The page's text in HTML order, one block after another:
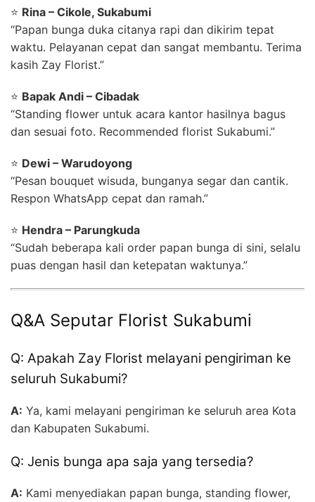
⭐ Rina – Cikole, Sukabumi
“Papan bunga duka citanya rapi dan dikirim tepat
waktu. Pelayanan cepat dan sangat membantu. Terima
kasih Zay Florist.”
⭐ Bapak Andi – Cibadak
“Standing flower untuk acara kantor hasilnya bagus
dan sesuai foto. Recommended florist Sukabumi.”
⭐ Dewi – Warudoyong
“Pesan bouquet wisuda, bunganya segar dan cantik.
Respon WhatsApp cepat dan ramah.”
⭐ Hendra – Parungkuda
“Sudah beberapa kali order papan bunga di sini, selalu
puas dengan hasil dan ketepatan waktunya.”
Q&A Seputar Florist Sukabumi
Q: Apakah Zay Florist melayani pengiriman ke
seluruh Sukabumi?
A: Ya, kami melayani pengiriman ke seluruh area Kota
dan Kabupaten Sukabumi.
Q: Jenis bunga apa saja yang tersedia?
A: Kami menyediakan papan bunga, standing flower,